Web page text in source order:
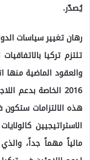
يُصدّر.
رهان تغيير سياسات
تلتزم تركيا
2016 الخاصة بدعم
هذه الالتزامات
الاستراتيجيين
مالياً مهماً جداً،